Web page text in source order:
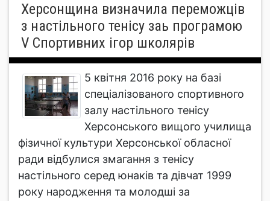
Херсонщина визначила переможців
з настільного тенісу заь програмою
V Спортивних ігор школярів
5 квітня 2016 року на базі
спеціалізованого спортивного
залу настільного тенісу
Херсонського вищого училища
фізичної культури Херсонської обласної
ради відбулися змагання з тенісу
настільного серед юнаків та дівчат 1999
року народження та молодші за